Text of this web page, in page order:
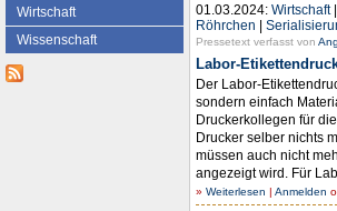
Wirtschaft
Wissenschaft
01.03.2024: Wirtschaft|
Röhrchen |
Pressetext verfasst von
Labor-
Der Labor-
sondern einfach
Druckerkollegen für
Drucker selber nichts
müssen auch nicht
angezeigt wird. Für
» Weiterlesen | Anmelden